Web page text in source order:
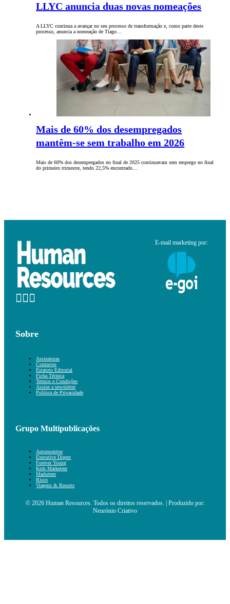
LLYC anuncia duas novas nomeações
A LLYC continua a avançar no seu processo de transformação e, como parte deste
processo, anuncia a nomeação de Tiago…
Mais de 60% dos desempregados
mantêm-se sem trabalho em 2026
Mais de 60% dos desempregados no final de 2025 continuavam sem emprego no final
do primeiro trimestre, tendo 22,5% encontrado…
E-mail marketing por:
Sobre
Assinaturas
Contactos
Estatuto Editorial
Ficha Técnica
Termos e Condições
Assine a newsletter
Política de Privacidade
Grupo Multipublicações
Automonitor
Executive Digest
Forever Young
Kids Marketeer
Marketeer
Risco
Viagens & Resorts
© 2026 Human Resources. Todos os direitos reservados. | Produzido por:
Neurónio Criativo